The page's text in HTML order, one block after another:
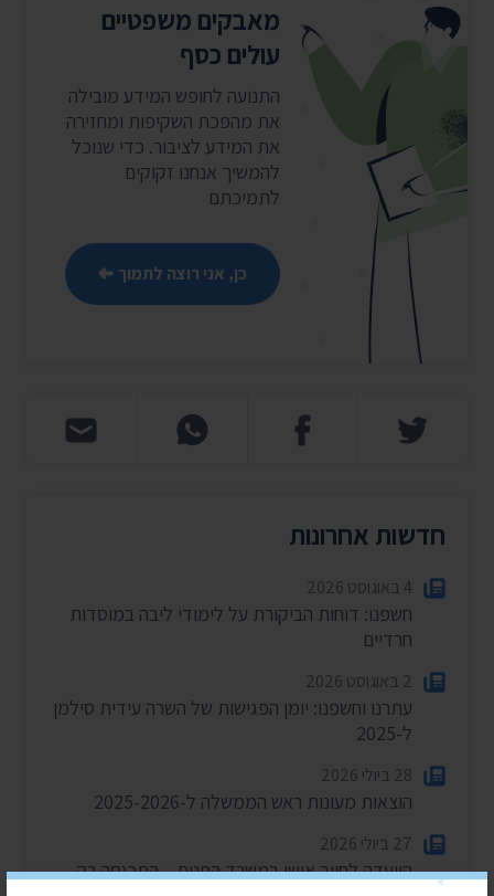
מאבקים משפטיים
עולים כסף
התנועה לחופש המידע מובילה
את מהפכת השקיפות ומחזירה
את המידע לציבור. כדי שנוכל
להמשיך אנחנו זקוקים
לתמיכתם
כן, אני רוצה לתמוך
חדשות אחרונות
4 באוגוסט 2026
חשפנו: דוחות הביקורת על לימודי ליבה במוסדות
חרדיים
2 באוגוסט 2026
עתרנו וחשפנו: יומן הפגישות של השרה עידית סילמן
ל-2025
28 ביולי 2026
הוצאות מעונות ראש הממשלה ל-2025-2026
27 ביולי 2026
הוועדה לחיוב אישי במשרד הפנים – התכנסה רק